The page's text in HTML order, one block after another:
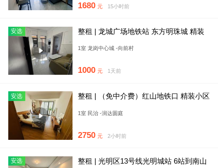
1680 元 15小时前
安选
整租 | 龙城广场地铁站 东方明珠城 精装
1室 龙岗中心城 -向前村
1000 元 1天前
安选
整租 | （免中介费）红山地铁口 精装小区
1室 民治 -润达圆庭
2750 元 2小时前
安选
整租 | 光明区13号线光明城站 6站到南山